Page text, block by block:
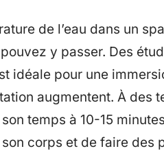
de l’eau dans un
y passer. Des
idéale pour une
augmentent. À des
temps à 10-15
son corps et de faire